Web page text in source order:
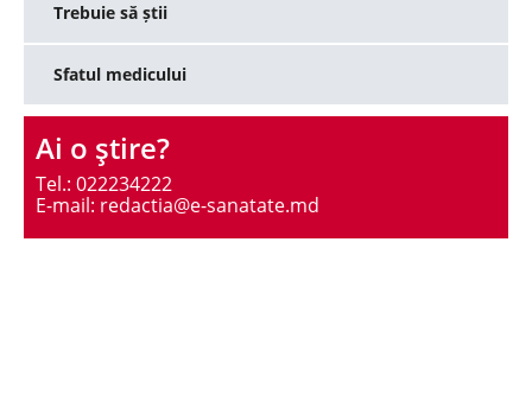
Trebuie să știi
Sfatul medicului
Ai o ştire?
Tel.: 022234222
E-mail: redactia@e-sanatate.md